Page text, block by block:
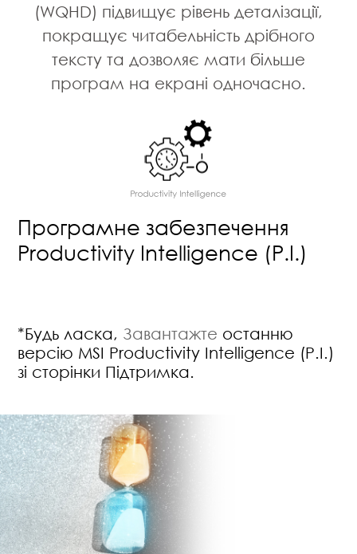
(WQHD) підвищує рівень деталізації,
покращує читабельність дрібного
тексту та дозволяє мати більше
програм на екрані одночасно.
Програмне забезпечення
Productivity Intelligence (P.I.)
*Будь ласка, Завантажте останню
версію MSI Productivity Intelligence (P.I.)
зі сторінки Підтримка.